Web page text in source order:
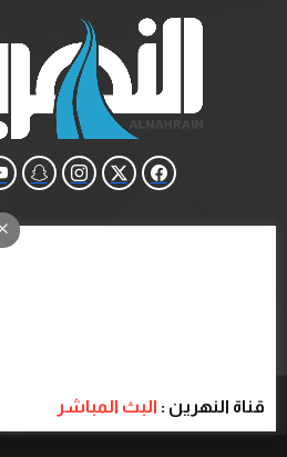
قناة النهرين : البث المباشر
قناة النهرين هي قناة ثقافية
متنوع يشمل البرامج التعليمية،
المعرفة والتثقيف في المجتمع
تجربة مشاهدة ثرية ومفيدة عبر
بأسلوب شيق